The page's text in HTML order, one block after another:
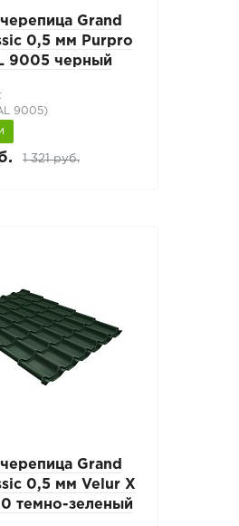
Grand
0,5 мм Purpro
9005 черный
9005)
1 321 руб.
Grand
0,5 мм Velur X
темно-зеленый